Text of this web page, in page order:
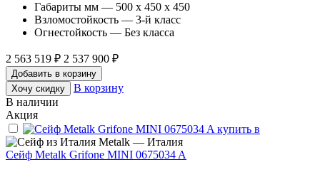
Габариты мм — 500 x 450 x 450
Взломостойкость — 3-й класс
Огнестойкость — Без класса
2 563 519 ₽ 2 537 900 ₽
Добавить в корзину
Хочу скидку
В корзину
В наличии
Акция
Metalk — Италия
Сейф Metalk Grifone MINI 0675034 A